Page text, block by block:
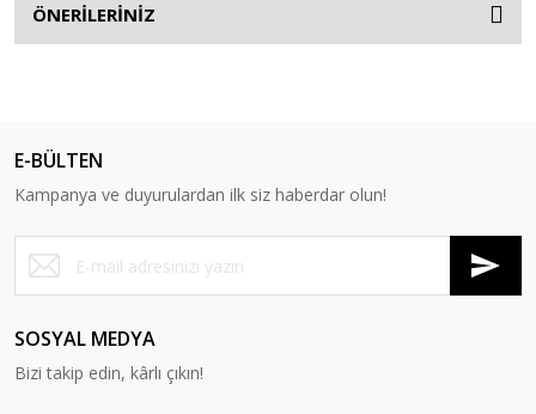
ÖNERİLERİNİZ
E-BÜLTEN
Kampanya ve duyurulardan ilk siz haberdar olun!
SOSYAL MEDYA
Bizi takip edin, kârlı çıkın!